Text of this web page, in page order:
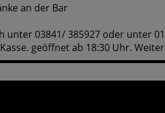
an der Bar
unter 03841/ 385927 oder unter
geöffnet ab 18:30 Uhr.